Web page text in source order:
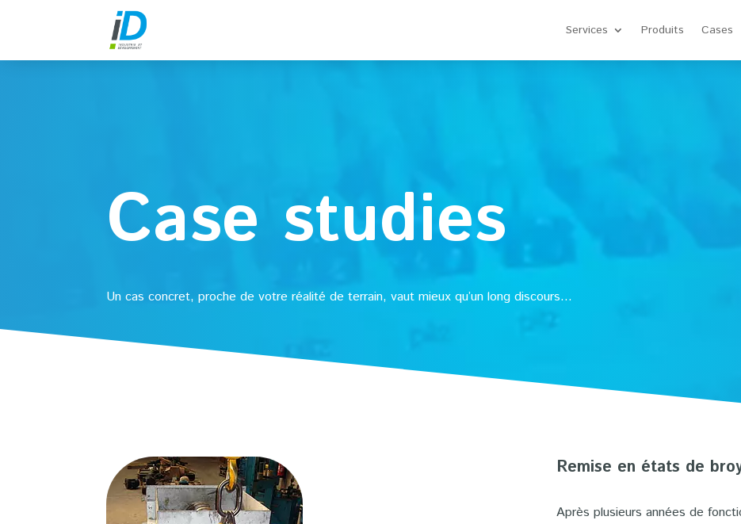
Services Produits Cases
Case studies
Un cas concret, proche de votre réalité de terrain, vaut mieux qu’un long discours…
Remise en états de
Après plusieurs années de